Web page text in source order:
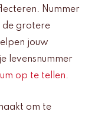
Nummer
de grotere
jouw
levensnummer
op te tellen.
om te